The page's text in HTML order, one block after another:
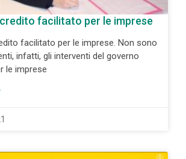
facilitato per le imprese
facilitato per le imprese. Non sono
infatti, gli interventi del governo
le imprese